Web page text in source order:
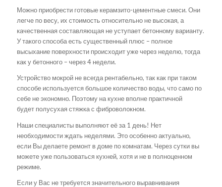
Можно приобрести готовые керамзито-цементные смеси. Они
легче по весу, их стоимость относительно не высокая, а
качественная составляющая не уступает бетонному варианту.
У такого способа есть существенный плюс – полное
высыхание поверхности происходит уже через неделю, тогда
как у бетонного – через 4 недели.
Устройство мокрой не всегда рентабельно, так как при таком
способе используется большое количество воды, что само по
себе не экономно. Поэтому на кухне вполне практичной
будет полусухая стяжка с фиброволокном.
Наши специалисты выполняют её за 1 день! Нет
необходимости ждать неделями. Это особенно актуально,
если Вы делаете ремонт в доме по комнатам. Через сутки вы
можете уже пользоваться кухней, хотя и не в полноценном
режиме.
Если у Вас не требуется значительного выравнивания